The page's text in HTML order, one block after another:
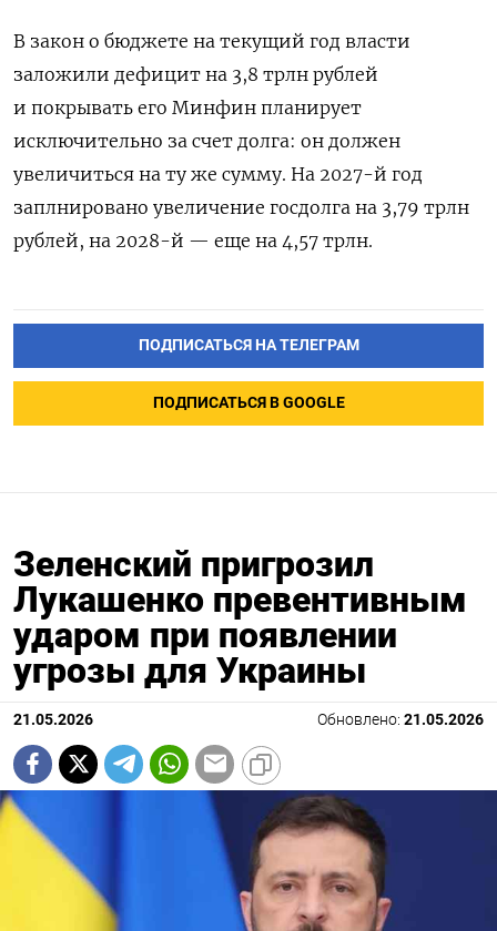
В закон о бюджете на текущий год власти
заложили дефицит на 3,8 трлн рублей
и покрывать его Минфин планирует
исключительно за счет долга: он должен
увеличиться на ту же сумму. На 2027-й год
заплнировано увеличение госдолга на 3,79 трлн
рублей, на 2028-й — еще на 4,57 трлн.
ПОДПИСАТЬСЯ НА ТЕЛЕГРАМ
ПОДПИСАТЬСЯ В GOOGLE
Зеленский пригрозил
Лукашенко превентивным
ударом при появлении
угрозы для Украины
21.05.2026 Обновлено: 21.05.2026